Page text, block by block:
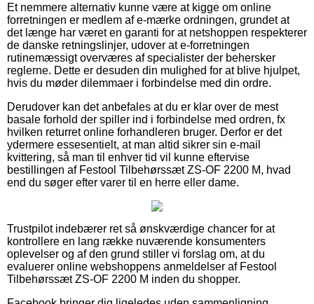
Et nemmere alternativ kunne være at kigge om online
forretningen er medlem af e-mærke ordningen, grundet at
det længe har været en garanti for at netshoppen respekterer
de danske retningslinjer, udover at e-forretningen
rutinemæssigt overværes af specialister der behersker
reglerne. Dette er desuden din mulighed for at blive hjulpet,
hvis du møder dilemmaer i forbindelse med din ordre.
Derudover kan det anbefales at du er klar over de mest
basale forhold der spiller ind i forbindelse med ordren, fx
hvilken returret online forhandleren bruger. Derfor er det
ydermere essesentielt, at man altid sikrer sin e-mail
kvittering, så man til enhver tid vil kunne eftervise
bestillingen af Festool Tilbehørssæt ZS-OF 2200 M, hvad
end du søger efter varer til en herre eller dame.
Trustpilot indebærer ret så ønskværdige chancer for at
kontrollere en lang række nuværende konsumenters
oplevelser og af den grund stiller vi forslag om, at du
evaluerer online webshoppens anmeldelser af Festool
Tilbehørssæt ZS-OF 2200 M inden du shopper.